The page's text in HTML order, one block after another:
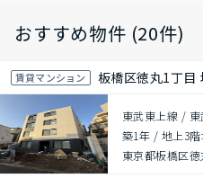
おすすめ物件 (20件)
賃貸マンション 板橋区徳丸1丁目
東武東上線 /
築1年 / 地上3
東京都板橋区